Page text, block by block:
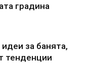
градина
за банята,
тенденции